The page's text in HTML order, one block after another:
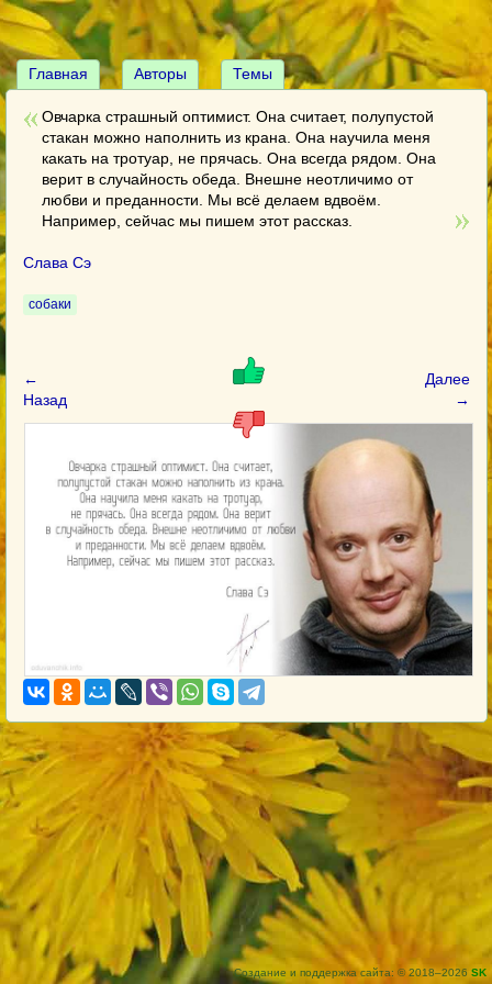
Главная Авторы Темы
Овчарка страшный оптимист. Она считает, полупустой
стакан можно наполнить из крана. Она научила меня
какать на тротуар, не прячась. Она всегда рядом. Она
верит в случайность обеда. Внешне неотличимо от
любви и преданности. Мы всё делаем вдвоём.
Например, сейчас мы пишем этот рассказ.
Слава Сэ
собаки
←
Назад
Далее
→
Создание и поддержка сайта: © 2018–2026 SK